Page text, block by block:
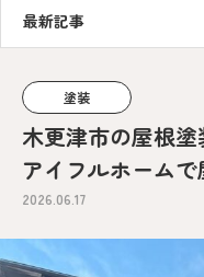
最新記事
塗装
木更津市の屋根
アイフルホーム
2026.06.17